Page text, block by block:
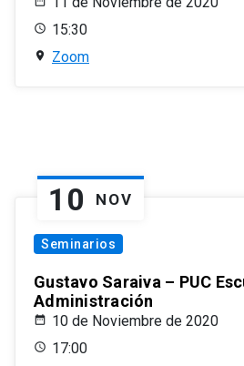
15:30
Zoom
10 NOV
Seminarios
Gustavo Saraiva – PUC
Administración
10 de Noviembre de 2020
17:00